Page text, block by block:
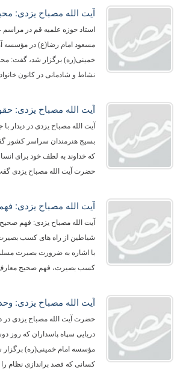
مسعود امام رضا(ع) در مؤسسه
خمینی(ره) برگزار شد، گفت:
نشاط و شادمانی در کانون
آیت الله مصباح یزدی در دیدار
بسیج هنرمندان سراسر كشور
كه خداوند به لطف خود برای
حضرت آیت الله مصباح یزدی
آیت الله مصباح یزدی: فهم
شیاطین از راه های كسب
با اشاره به ضرورت بصیرت
كسب بصیرت، فهم صحیح
حضرت آیت الله مصباح یزدی در
مؤسسه امام خمینی(ره) برگزار
كسانی كه قصد براندازی نظام را